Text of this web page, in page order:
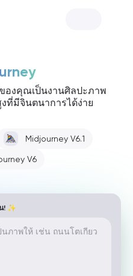
องคุณเป็นงานศิลปะภาพ
ที่มีจินตนาการได้ง่าย
Midjourney V6.1
V6
! ✨